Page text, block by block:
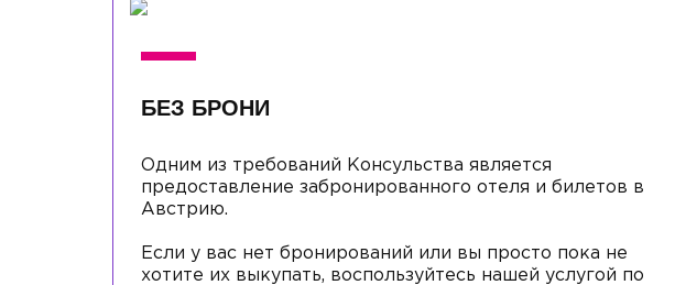
БЕЗ БРОНИ
Одним из требований Консульства является
предоставление забронированного отеля и билетов в
Австрию.
Если у вас нет бронирований или вы просто пока не
хотите их выкупать, воспользуйтесь нашей услугой по